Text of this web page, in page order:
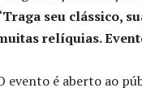
seu clássico,
relíquias.
evento é aberto ao